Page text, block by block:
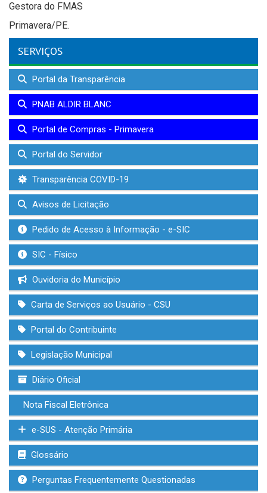
Gestora do FMAS
Primavera/PE.
SERVIÇOS
Portal da Transparência
PNAB ALDIR BLANC
Portal de Compras - Primavera
Portal do Servidor
Transparência COVID-19
Avisos de Licitação
Pedido de Acesso à Informação - e-SIC
SIC - Físico
Ouvidoria do Município
Carta de Serviços ao Usuário - CSU
Portal do Contribuinte
Legislação Municipal
Diário Oficial
Nota Fiscal Eletrônica
e-SUS - Atenção Primária
Glossário
Perguntas Frequentemente Questionadas